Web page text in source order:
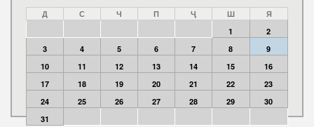
Д С Ч П Ҷ Ш
Я
1
2
3
4 5 6 7 8
9
10
11 12 13 14 15
16
17
18 19 20 21 22
23
24
25 26 27 28 29
30
31